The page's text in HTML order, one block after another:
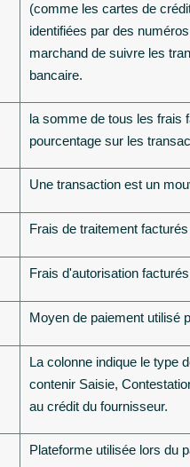
(comme les cartes de
identifiées par des
marchand de suivre les
bancaire.
la somme de tous les frais
pourcentage sur les
Une transaction est un
Frais de traitement
Frais d'autorisation
Moyen de paiement utilisé
La colonne indique le type
contenir Saisie,
au crédit du fournisseur.
Plateforme utilisée lors du